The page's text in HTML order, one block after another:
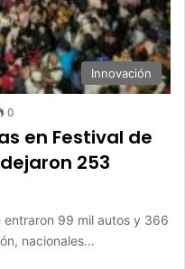
Innovación
0
en Festival de
253
entraron 99 mil autos y 366
nacionales…